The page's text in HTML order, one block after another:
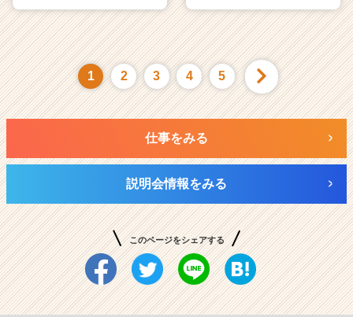
1 2 3 4 5
仕事をみる
説明会情報をみる
このページをシェアする